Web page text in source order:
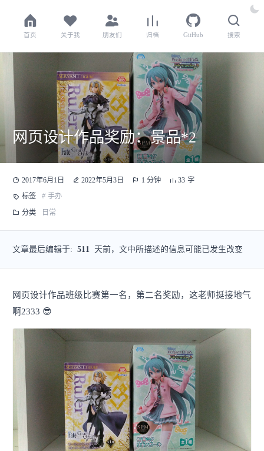
首页 关于我 朋友们 归档 GitHub 搜索
网页设计作品奖励：景品*2
2017年6月1日 2022年5月3日 1 分钟
33 字
标签
# 手办
分类
日常
文章最后编辑于: 511 天前，文中所描述的信息可能已发生改变
网页设计作品班级比赛第一名，第二名奖励，这老师挺接地气
啊2333 😎